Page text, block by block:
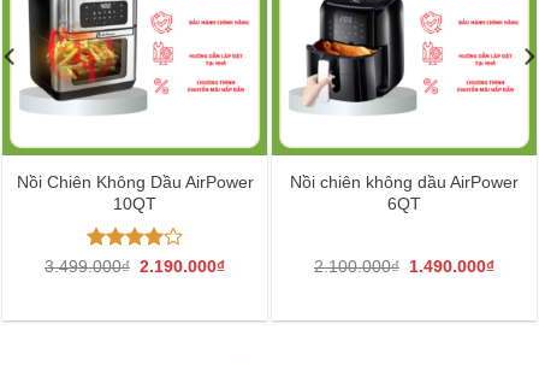
Nồi Chiên Không Dầu AirPower
10QT
Được
sao
3.499.000₫ Giá
3.499.000₫.
2.190.000₫Giá
là:
Nồi chiên không dầu AirPower
6QT
2.100.000₫ Giá
2.100.000₫.
1.490.000₫Giá
là: